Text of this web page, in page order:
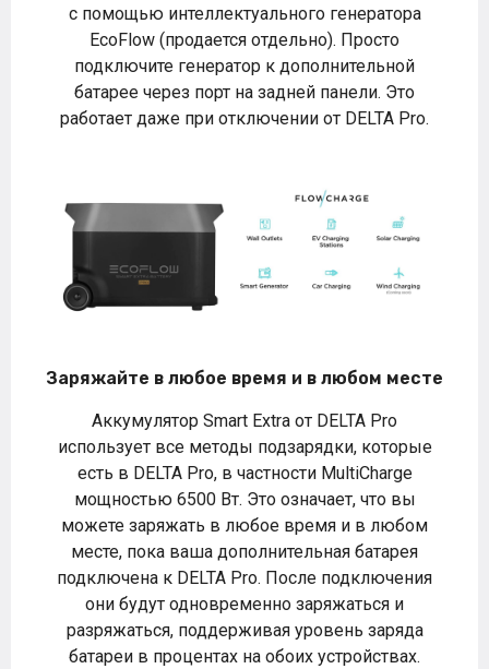
с помощью интеллектуального генератора
EcoFlow (продается отдельно). Просто
подключите генератор к дополнительной
батарее через порт на задней панели. Это
работает даже при отключении от DELTA Pro.
Заряжайте в любое время и в любом месте
Аккумулятор Smart Extra от DELTA Pro
использует все методы подзарядки, которые
есть в DELTA Pro, в частности MultiCharge
мощностью 6500 Вт. Это означает, что вы
можете заряжать в любое время и в любом
месте, пока ваша дополнительная батарея
подключена к DELTA Pro. После подключения
они будут одновременно заряжаться и
разряжаться, поддерживая уровень заряда
батареи в процентах на обоих устройствах.